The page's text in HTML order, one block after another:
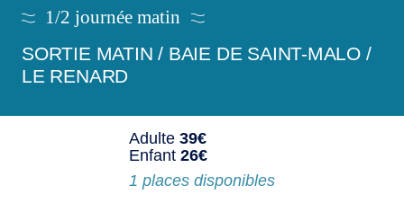
1/2 journée matin
SORTIE MATIN / BAIE DE SAINT-MALO /
LE RENARD
Adulte 39€
Enfant 26€
1 places disponibles